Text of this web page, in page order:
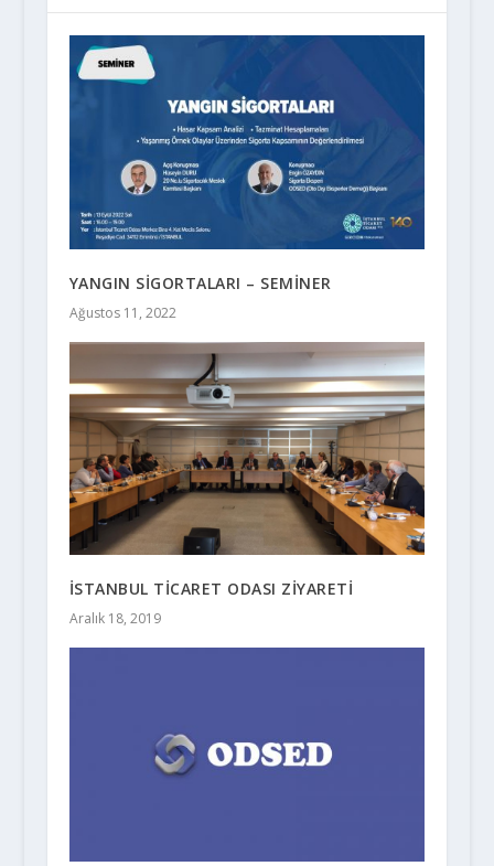
YANGIN SİGORTALARI – SEMİNER
Ağustos 11, 2022
İSTANBUL TİCARET ODASI ZİYARETİ
Aralık 18, 2019